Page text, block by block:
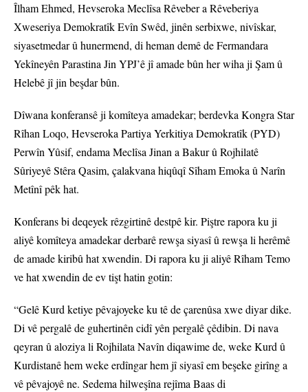
Îlham Ehmed, Hevseroka Meclîsa Rêveber a Rêveberiya
Xweseriya Demokratîk Evîn Swêd, jinên serbixwe, nivîskar,
siyasetmedar û hunermend, di heman demê de Fermandara
Yekîneyên Parastina Jin YPJ’ê jî amade bûn her wiha ji Şam û
Helebê jî jin beşdar bûn.
Dîwana konferansê ji komîteya amadekar; berdevka Kongra Star
Rîhan Loqo, Hevseroka Partiya Yerkitiya Demokratîk (PYD)
Perwîn Yûsif, endama Meclîsa Jinan a Bakur û Rojhilatê
Sûriyeyê Stêra Qasim, çalakvana hiqûqî Sîham Emoka û Narîn
Metînî pêk hat.
Konferans bi deqeyek rêzgirtinê destpê kir. Piştre rapora ku ji
aliyê komîteya amadekar derbarê rewşa siyasî û rewşa li herêmê
de amade kiribû hat xwendin. Di rapora ku ji aliyê Rîham Temo
ve hat xwendin de ev tişt hatin gotin:
“Gelê Kurd ketiye pêvajoyeke ku tê de çarenûsa xwe diyar dike.
Di vê pergalê de guhertinên cidî yên pergalê çêdibin. Di nava
qeyran û aloziya li Rojhilata Navîn diqawime de, weke Kurd û
Kurdistanê hem weke erdîngar hem jî siyasî em beşeke girîng a
vê pêvajoyê ne. Sedema hilweşîna rejîma Baas di